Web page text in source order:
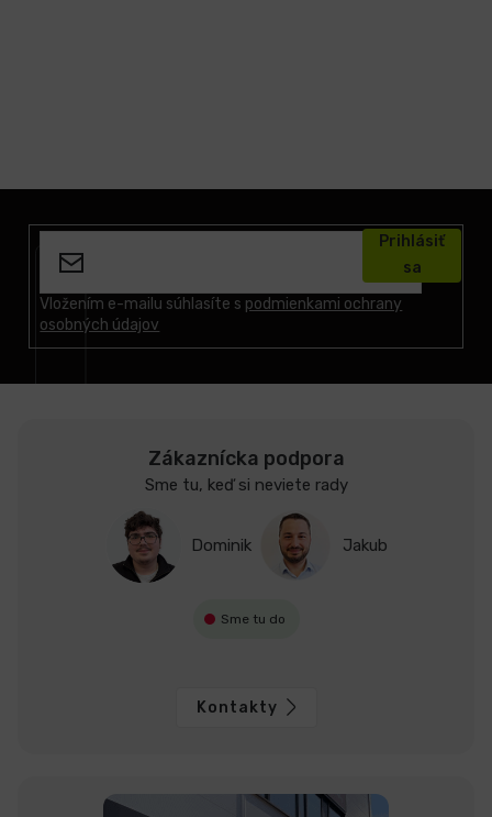
Vložením e-mailu súhlasíte s podmienkami ochrany
osobných údajov
Prihlásiť
sa
Zákaznícka podpora
Sme tu, keď si neviete rady
Dominik Jakub
Sme tu do
Kontakty